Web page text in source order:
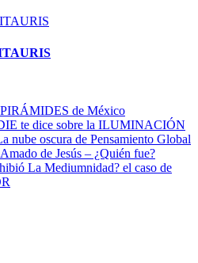
de México
te dice sobre la ILUMINACIÓN
oscura de Pensamiento Global
de Jesús – ¿Quién fue?
La Mediumnidad? el caso de